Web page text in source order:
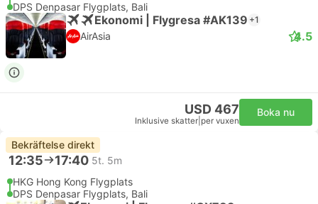
DPS Denpasar Flygplats, Bali
Ekonomi | Flygresa #AK139 +1
AirAsia 4.5
USD 467
Inklusive skatter per vuxen
Boka nu
Bekräftelse direkt
12:35 17:40 5t. 5m
HKG Hong Kong Flygplats
DPS Denpasar Flygplats, Bali